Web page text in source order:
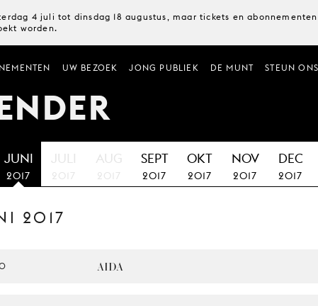
4 juli tot dinsdag 18 augustus, maar tickets en
worden.
UW BEZOEK JONG PUBLIEK DE MUNT STEUN ONS
JUNI
2017
JULI
2017
AUG
2017
SEPT
2017
OKT
2017
NOV
2017
DEC
2017
2017
AIDA